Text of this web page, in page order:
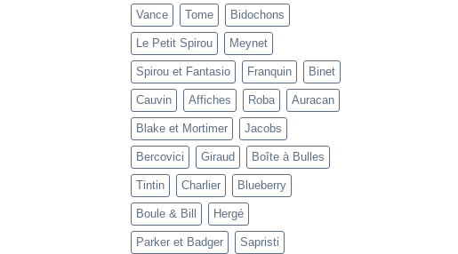
Vance Tome Bidochons
Le Petit Spirou Meynet
Spirou et Fantasio Franquin Binet
Cauvin Affiches Roba Auracan
Blake et Mortimer Jacobs
Bercovici Giraud Boîte à Bulles
Tintin Charlier Blueberry
Boule & Bill Hergé
Parker et Badger Sapristi